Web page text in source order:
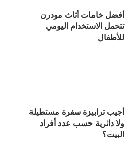
أفضل خامات أثاث مودرن
تتحمل الاستخدام اليومي
للأطفال
أجيب ترابيزة سفرة مستطيلة
ولا دائرية حسب عدد أفراد
البيت؟